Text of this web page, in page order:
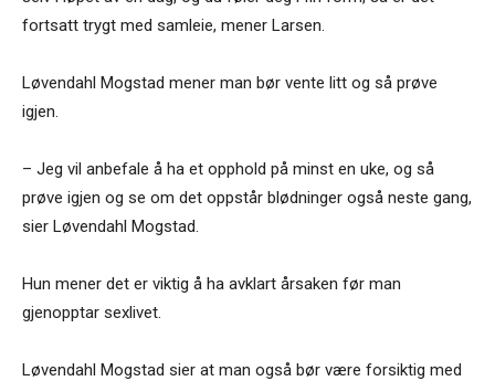
fortsatt trygt med samleie, mener Larsen.
Løvendahl Mogstad mener man bør vente litt og så prøve
igjen.
– Jeg vil anbefale å ha et opphold på minst en uke, og så
prøve igjen og se om det oppstår blødninger også neste gang,
sier Løvendahl Mogstad.
Hun mener det er viktig å ha avklart årsaken før man
gjenopptar sexlivet.
Løvendahl Mogstad sier at man også bør være forsiktig med